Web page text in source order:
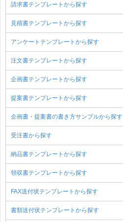
請求書テンプレートから探す
見積書テンプレートから探す
アンケートテンプレートから探す
注文書テンプレートから探す
企画書テンプレートから探す
提案書テンプレートから探す
企画書・提案書の書き方サンプルから探す
受注書から探す
納品書テンプレートから探す
領収書テンプレートから探す
FAX送付状テンプレートから探す
書類送付状テンプレートから探す